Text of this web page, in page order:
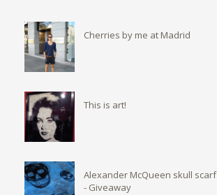
Cherries by me at Madrid
This is art!
Alexander McQueen skull scarf
- Giveaway